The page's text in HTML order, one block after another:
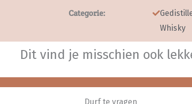
Categorie:
Whisky
Dit vind je misschien ook
Durf te vragen